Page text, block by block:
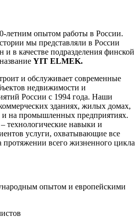
летним опытом работы в России.
мы представляли в России
в качестве подразделения финской
YIT ELMEK.
и обслуживает современные
недвижимости и
России с 1994 года. Наши
зданиях, жилых домах,
и на промышленных предприятиях.
технологические навыки и
услуги, охватывающие все
всего жизненного цикла
опытом и европейскими